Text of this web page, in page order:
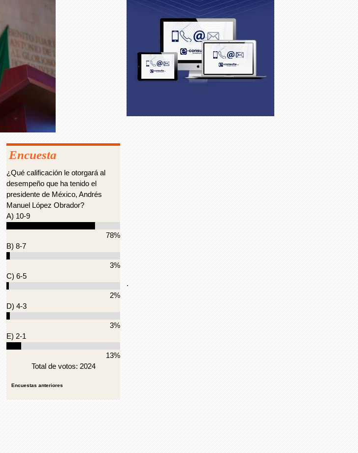
Encuesta
¿Qué calificación le otorgará al
desempeño que ha tenido el
presidente de México, Andrés
Manuel López Obrador?
A) 10-9
78%
B) 8-7
3%
C) 6-5
2%
D) 4-3
3%
E) 2-1
13%
Total de votos: 2024
Encuestas anteriores
.